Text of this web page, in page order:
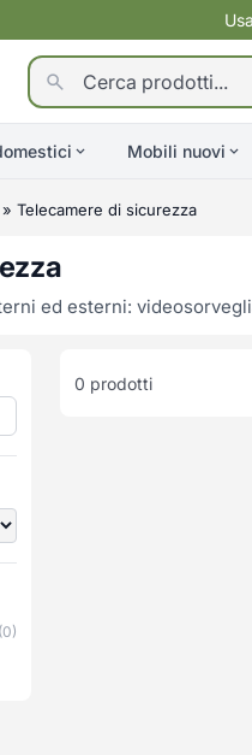
Mobili nuovi
» Telecamere di sicurezza
ed esterni:
(0)
0 prodotti